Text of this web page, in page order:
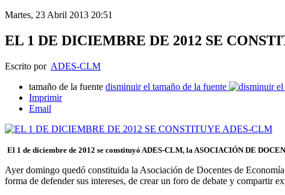
Martes, 23 Abril 2013 20:51
EL 1 DE DICIEMBRE DE 2012 SE
Escrito por ADES-CLM
tamaño de la fuente disminuir el tamaño de la fuente
Imprimir
Email
El 1 de diciembre de 2012 se constituyó ADES-CLM, la ASOCIACIÓN DE
Ayer domingo quedó constituida la Asociación de Docentes de
forma de defender sus intereses, de crear un foro de debate y compartir